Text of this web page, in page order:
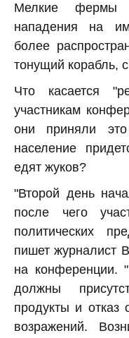
Мелкие фермы
нападения на
более
тонущий корабль,
Что касается
участникам
они приняли
население
едят жуков?
"Второй день
после чего
политических
пишет журналист
на конференции.
должны
продукты и
возражений.